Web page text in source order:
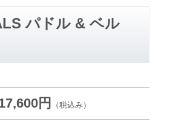
パドル & ベル
円 （税込み）